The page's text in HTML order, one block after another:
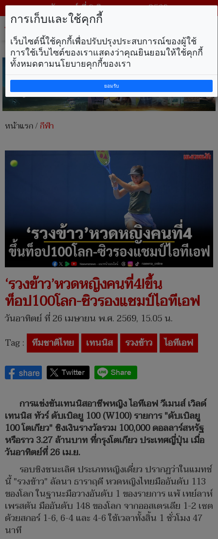
วันเสาร์ ที่ 8 สิงหาคม พ.ศ. 2569
หน้าแรก/กีฬา
‘รวงข้าว’หวดหญิงคนที่4!ขึ้น
ท็อป100โลก-ซิวรองแชมป์ไอทีเอฟ
วันอาทิตย์ ที่ 26 เมษายน พ.ศ. 2569, 15.05 น.
Tag : ทีมชาติไทย เทนนิส รวงข้าว ไอทีเอฟ
การแข่งขันเทนนิสอาชีพหญิง ไอทีเอฟ วีเมนส์ เวิลด์
เทนนิส ทัวร์ ดับเบิลยู 100 (W100) รายการ "ดับเบิลยู
100 โตเกียว" ชิงเงินรางวัลรวม 100,000 ดอลลาร์สหรัฐ
หรือราว 3.27 ล้านบาท ที่กรุงโตเกียว ประเทศญี่ปุ่น เมื่อ
วันอาทิตย์ที่ 26 เม.ย.
รอบชิงชนะเลิศ ประเภทหญิงเดี่ยว ปรากฏว่าในแมทช์
นี้ "รวงข้าว" ลัลนา ธาราฤดี หวดหญิงไทยมืออันดับ 113
ของโลก ในฐานะมือวางอันดับ 1 ของรายการ แพ้ เทย์ลาห์
เพรสตัน มืออันดับ 148 ของโลก จากออสเตรเลีย 1-2 เซต
ด้วยสกอร์ 1-6, 6-4 และ 4-6 ใช้เวลาทั้งสิ้น 1 ชั่วโมง 47
นาที
การเก็บและใช้คุกกี้
เว็บไซต์นี้ใช้คุกกี้เพื่อปรับปรุงประสบการณ์ของผู้ใช้
การใช้เว็บไซต์ของเราแสดงว่าคุณยินยอมให้ใช้คุกกี้
ทั้งหมดตามนโยบายคุกกี้ของเรา
ยอมรับ